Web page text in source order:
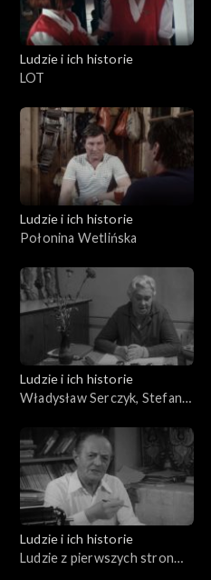
Ludzie i ich historie
LOT
Ludzie i ich historie
Połonina Wetlińska
Ludzie i ich historie
Władysław Serczyk, Stefania
Jerzy Broszkiewicz
Ludzie i ich historie
Ludzie z pierwszych stron